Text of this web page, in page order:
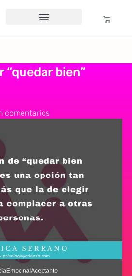
“quedar bien”
comentarios